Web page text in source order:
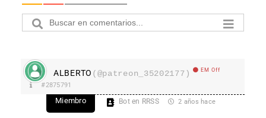
ALBERTO (@patreon_35202177) EM Off
#2875791
Miembro Bot en RRSS 2 años hace